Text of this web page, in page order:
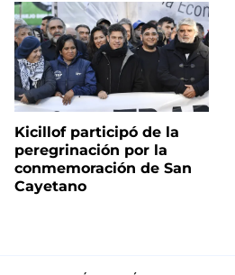
Kicillof participó de la
peregrinación por la
conmemoración de San
Cayetano